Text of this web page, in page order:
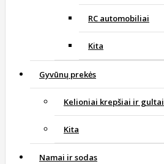
RC automobiliai
Kita
Gyvūnų prekės
Kelioniai krepšiai ir gultai
Kita
Namai ir sodas